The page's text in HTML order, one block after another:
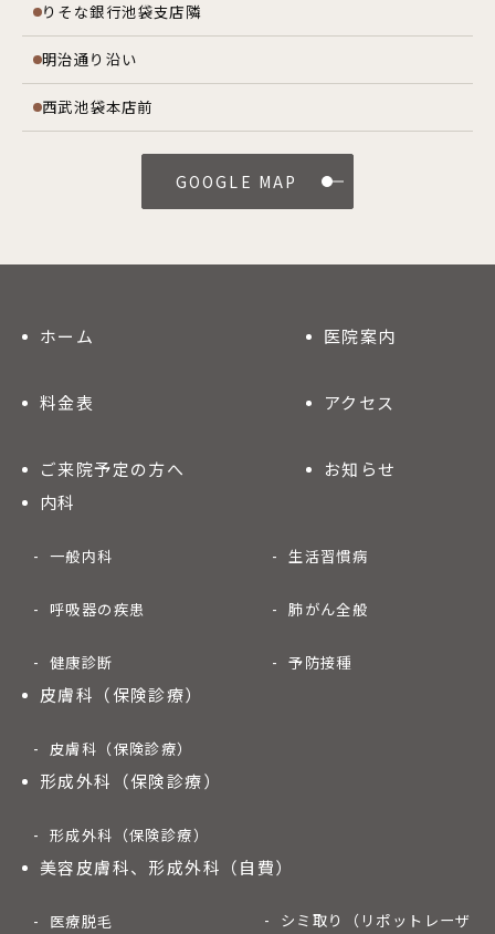
りそな銀行池袋支店隣
明治通り沿い
西武池袋本店前
GOOGLE MAP
ホーム 医院案内
料金表 アクセス
ご来院予定の方へ
お知らせ
内科
一般内科 生活習慣病
呼吸器の疾患 肺がん全般
健康診断 予防接種
皮膚科（保険診療）
皮膚科（保険診療）
形成外科（保険診療）
形成外科（保険診療）
美容皮膚科、形成外科（自費）
医療脱毛
シミ取り（リポットレーザ